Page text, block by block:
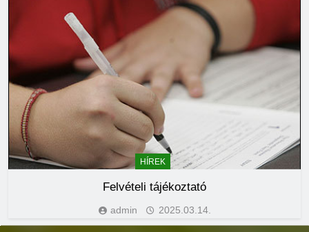
HÍREK
Felvételi tájékoztató
admin 2025.03.14.